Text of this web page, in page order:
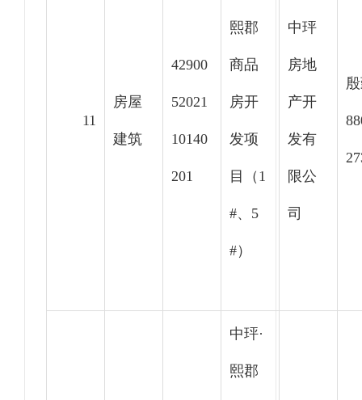
11
房屋
建筑
42900
52021
10140
201
熙郡
商品
房开
发项
目（1
#、5
#）
中玶
房地
产开
发有
限公
司
中玶·
熙郡